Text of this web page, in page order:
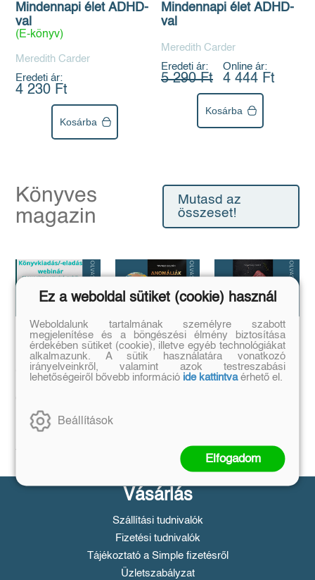
Mindennapi élet ADHD-
val
(E-könyv)
Meredith Carder
Eredeti ár:
4 230 Ft
Kosárba
Mindennapi élet ADHD-
val
Meredith Carder
Eredeti ár:
5 290 Ft
Online ár:
4 444 Ft
Kosárba
Könyves
magazin
Mutasd az
összeset!
Megírtad a
könyvedet, de
azt is tudod,
hogyan add
Időpont: június
16., 18:00-19:00
Anomáliák
Mi történik akkor,
ha létezik egy
olyan tárgy, ami
...és mi van ha
mégis?
...a legrosszabb
helyzetből is lehet
Vásárlás
Szállítási tudnivalók
Fizetési tudnivalók
Tájékoztató a Simple fizetésről
Üzletszabályzat
Ez a weboldal sütiket (cookie) használ
Weboldalunk tartalmának személyre szabott
megjelenítése és a böngészési élmény biztosítása
érdekében sütiket (cookie), illetve egyéb technológiákat
alkalmazunk. A sütik használatára vonatkozó
irányelveinkről, valamint azok testreszabási
lehetőségeiről bővebb információ ide kattintvaérhető el.
Beállítások
Elfogadom